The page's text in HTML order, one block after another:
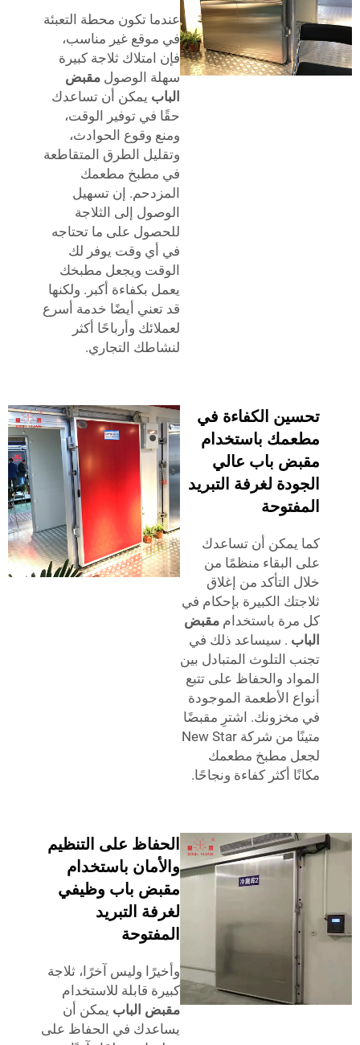
عندما تكون محطة التعبئة
في موقع غير مناسب،
فإن امتلاك ثلاجة كبيرة
سهلة الوصولمقبض
يمكن أن تساعدك
حقًا في توفير الوقت،
ومنع وقوع الحوادث،
وتقليل الطرق المتقاطعة
في مطبخ مطعمك
المزدحم. إن تسهيل
الوصول إلى الثلاجة
للحصول على ما تحتاجه
في أي وقت يوفر لك
الوقت ويجعل مطبخك
يعمل بكفاءة أكبر. ولكنها
قد تعني أيضًا خدمة أسرع
لعملائك وأرباحًا أكثر
لنشاطك التجاري.
الكفاءة في
باستخدام
باب عالي
لغرفة التبريد
يمكن أن تساعدك
منظمًا من
التأكد من إغلاق
الكبيرة بإحكام في
باستخداممقبض
. سيساعد ذلك في
التلوث المتبادل بين
والحفاظ على تتبع
الأطعمة الموجودة
اشترِ مقبضًا
متينًا من شركة New Star
مطبخ مطعمك
أكثر كفاءة ونجاحًا.
الحفاظ على التنظيم
والأمان باستخدام
مقبض باب وظيفي
لغرفة التبريد
المفتوحة
وأخيرًا وليس آخرًا، ثلاجة
كبيرة قابلة للاستخدام
مقبض البابيمكن أن
يساعدك في الحفاظ على